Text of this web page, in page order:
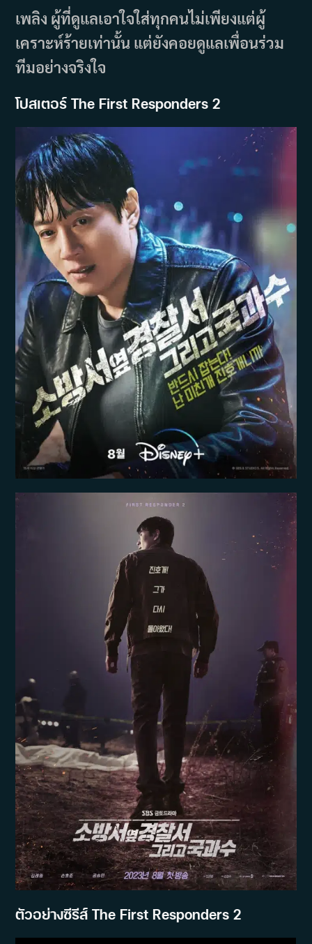
เพลิง ผู้ที่ดูแลเอาใจใส่ทุกคนไม่เพียงแต่ผู้
เคราะห์ร้ายเท่านั้น แต่ยังคอยดูแลเพื่อนร่วม
ทีมอย่างจริงใจ
โปสเตอร์ The First Responders 2
ตัวอย่างซีรีส์ The First Responders 2